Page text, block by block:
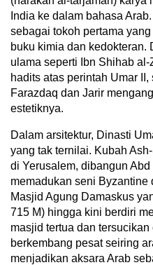
India ke dalam bahasa
sebagai tokoh pertama
buku kimia dan kedokteran.
ulama seperti Ibn Shihab
hadits atas perintah Umar
Farazdaq dan Jarir
estetiknya.
Dalam arsitektur, Dinasti
yang tak ternilai. Kubah
di Yerusalem, dibangun
memadukan seni Byzantine
Masjid Agung Damaskus
715 M) hingga kini berdiri
masjid tertua dan
berkembang pesat seiring
menjadikan aksara Arab